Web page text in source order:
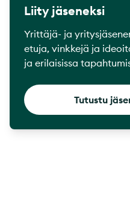
Liity jäseneksi
Yrittäjä- ja
etuja, vinkkejä ja
ja erilaisissa
Tutustu